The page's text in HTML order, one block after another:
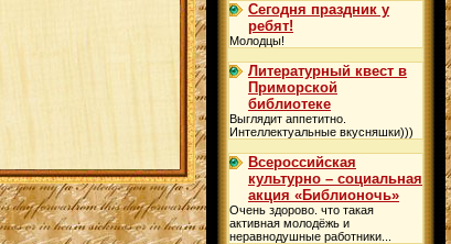
Сегодня праздник у
ребят!
Молодцы!
Литературный квест в
Приморской
библиотеке
Выглядит аппетитно.
Интеллектуальные вкусняшки)))
Всероссийская
культурно – социальная
акция «Библионочь»
Очень здорово. что такая
активная молодёжь и
неравнодушные работники...